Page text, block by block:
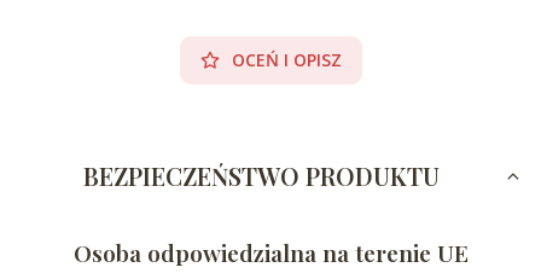
OCEŃ I OPISZ
BEZPIECZEŃSTWO PRODUKTU
Osoba odpowiedzialna na terenie UE